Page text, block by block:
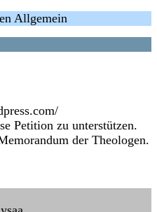
Allgemein
Petition zu unterstützen.
der Theologen.